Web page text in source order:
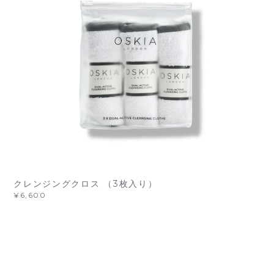
クレンジングクロス （3枚入り）
¥6,600